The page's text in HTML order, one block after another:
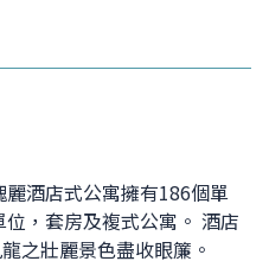
酒店式公寓擁有186個單
，套房及複式公寓。 酒店
之壯麗景色盡收眼簾。